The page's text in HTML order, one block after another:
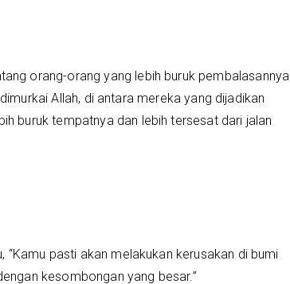
orang-orang yang lebih buruk pembalasannya
Allah, di antara mereka yang dijadikan
buruk tempatnya dan lebih tersesat dari jalan
pasti akan melakukan kerusakan di bumi
kesombongan yang besar.”